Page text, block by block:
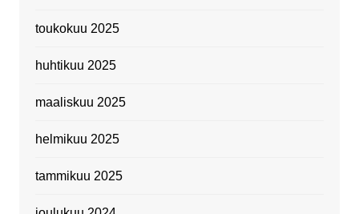
toukokuu 2025
huhtikuu 2025
maaliskuu 2025
helmikuu 2025
tammikuu 2025